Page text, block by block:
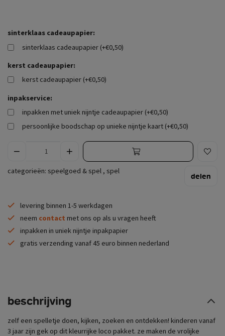
sinterklaas cadeaupapier:
sinterklaas cadeaupapier (+€0,50)
kerst cadeaupapier:
kerst cadeaupapier (+€0,50)
inpakservice:
inpakken met uniek nijntje cadeaupapier (+€0,50)
persoonlijke boodschap op unieke nijntje kaart (+€0,50)
categorieën: speelgoed & spel , spel
delen
levering binnen 1-5 werkdagen
neem contact met ons op als u vragen heeft
inpakken in uniek nijntje inpakpapier
gratis verzending vanaf 45 euro binnen nederland
beschrijving
zelf een spelletje doen, kijken, zoeken en ontdekken! kinderen vanaf
3 jaar zijn gek op dit kleurrijke loco pakket. ze maken de vrolijke